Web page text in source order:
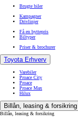
Brugte biler
Kampagner
Drivlinjer
Få en byttepris
Biltyper
Priser & brochurer
Toyota Erhverv
Varebiler
Proace City
Proace
Proace Max
Hilux
Billån, leasing & forsikring
Billån, leasing & forsikring